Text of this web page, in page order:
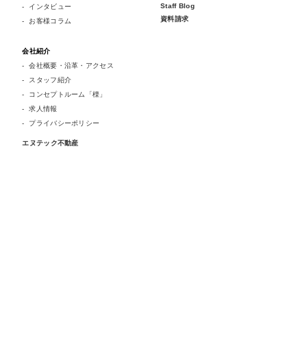
インタビュー
お客様コラム
Staff Blog
資料請求
会社紹介
会社概要・沿革・アクセス
スタッフ紹介
コンセプトルーム「檪」
求人情報
プライバシーポリシー
エヌテック不動産